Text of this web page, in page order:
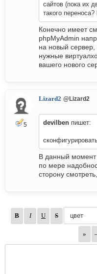
сайтов (пока их
такого
Конечно имеет
phpMyAdmin
на новый сервер,
нужные
вашего нового
5
Lizard2 @Lizard2
devilben пишет:
В данный момент
по мере
сторону